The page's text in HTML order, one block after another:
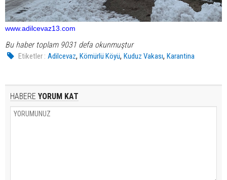
www.adilcevaz13.com
Bu haber toplam 9031 defa okunmuştur
Etiketler : Adilcevaz,Kömürlü Köyü,Kuduz Vakası,Karantina
HABERE YORUM KAT